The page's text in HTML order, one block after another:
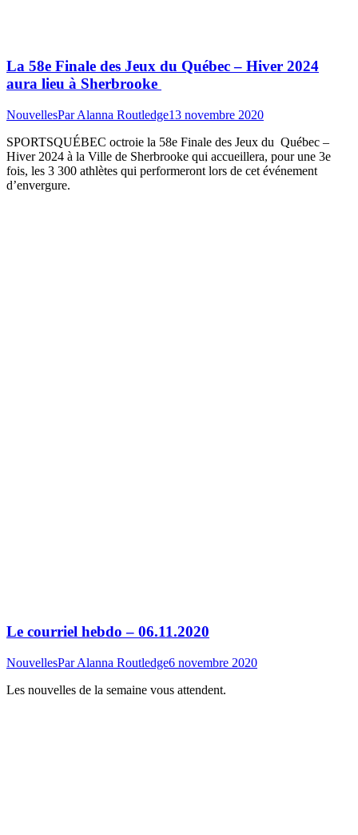
La 58e Finale des Jeux du Québec – Hiver 2024
aura lieu à Sherbrooke
NouvellesParAlanna Routledge13 novembre 2020
SPORTSQUÉBEC octroie la 58e Finale des Jeux du Québec –
Hiver 2024 à la Ville de Sherbrooke qui accueillera, pour une 3e
fois, les 3 300 athlètes qui performeront lors de cet événement
d’envergure.
Le courriel hebdo – 06.11.2020
NouvellesParAlanna Routledge6 novembre 2020
Les nouvelles de la semaine vous attendent.